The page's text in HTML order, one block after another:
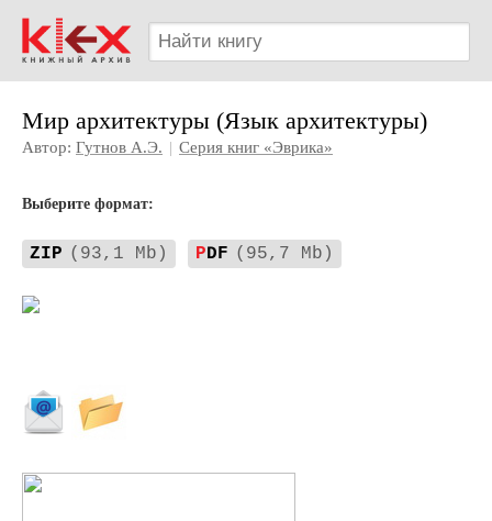
Мир архитектуры (Язык архитектуры)
Автор: Гутнов А.Э. | Серия книг «Эврика»
Выберите формат:
ZIP (93,1 Mb) PDF (95,7 Mb)